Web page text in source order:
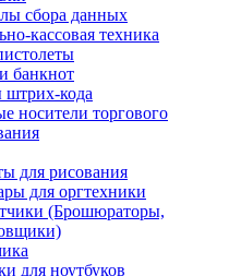
сбора данных
кассовая техника
банкнот
кода
носители торгового
для рисования
для оргтехники
(Брошюраторы,
для ноутбуков